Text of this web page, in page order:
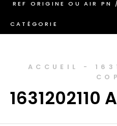
CATÉGORIE
ACCUEIL -
1631202110